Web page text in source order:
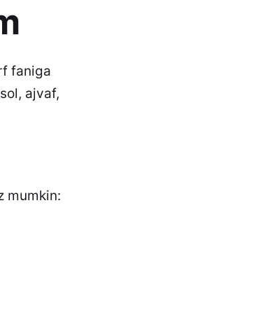
faniga
ajvaf,
mumkin: